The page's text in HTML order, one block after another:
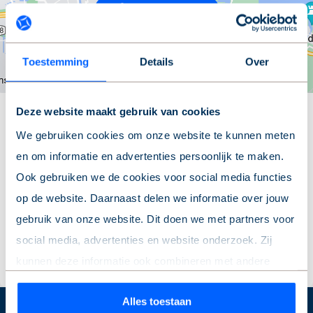
Toestemming Details Over
Deze website maakt gebruik van cookies
We gebruiken cookies om onze website te kunnen meten
en om informatie en advertenties persoonlijk te maken.
Ook gebruiken we de cookies voor social media functies
op de website. Daarnaast delen we informatie over jouw
gebruik van onze website. Dit doen we met partners voor
social media, advertenties en website onderzoek. Zij
kunnen deze informatie ook combineren met andere
informatie die je hebt gedeeld of die ze hebben verzameld
op basis van jouw gebruik van hun services.
Alles toestaan
Interesse?
knop ‘Reageren’. Heb je vragen? Neem dan contact met
ons op.
Reageren